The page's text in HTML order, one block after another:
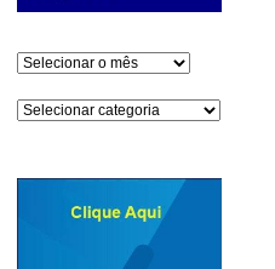
Arquivos
Categorias